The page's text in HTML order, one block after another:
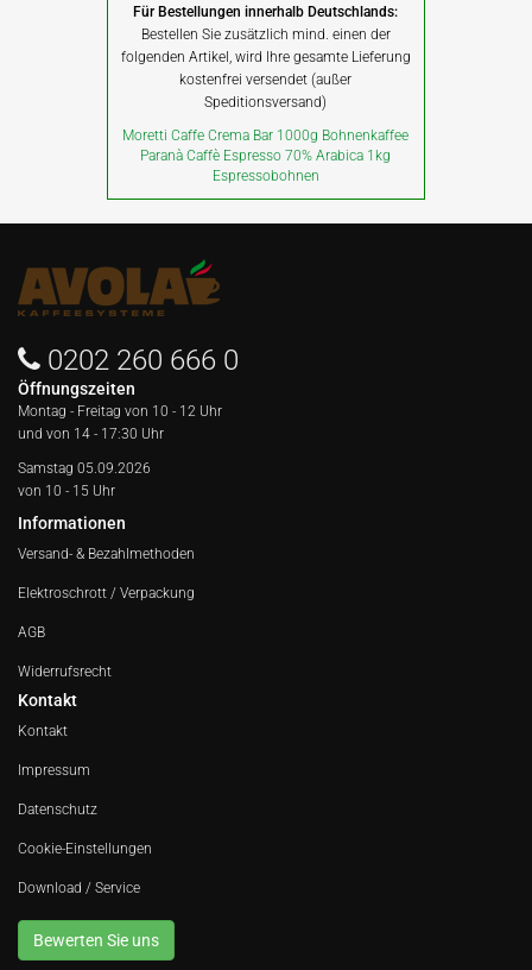
Für Bestellungen innerhalb Deutschlands:
Bestellen Sie zusätzlich mind. einen der
folgenden Artikel, wird Ihre gesamte Lieferung
kostenfrei versendet (außer
Speditionsversand)
Moretti Caffe Crema Bar 1000g Bohnenkaffee
Paranà Caffè Espresso 70% Arabica 1kg
Espressobohnen
0202 260 666 0
Öffnungszeiten
Montag - Freitag von 10 - 12 Uhr
und von 14 - 17:30 Uhr
Samstag 05.09.2026
von 10 - 15 Uhr
Informationen
Versand- & Bezahlmethoden
Elektroschrott / Verpackung
AGB
Widerrufsrecht
Kontakt
Kontakt
Impressum
Datenschutz
Cookie-Einstellungen
Download / Service
Bewerten Sie uns